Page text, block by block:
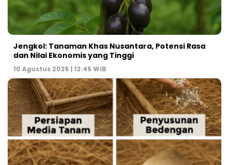
Jengkol: Tanaman Khas Nusantara, Potensi Rasa
dan Nilai Ekonomis yang Tinggi
10 Agustus 2025 | 12:45 WIB